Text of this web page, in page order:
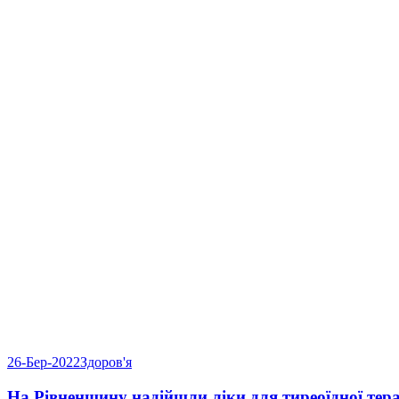
26-Бер-2022Здоров'я